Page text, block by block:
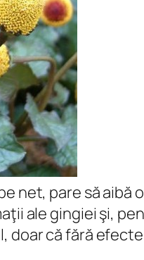
net, pare să aibă
ale gingiei şi,
doar că fără